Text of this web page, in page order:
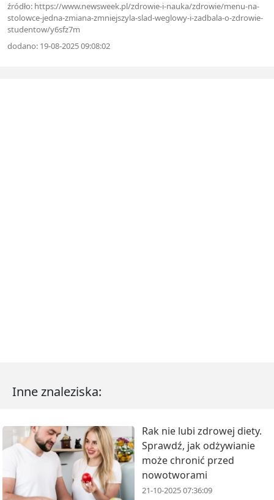
źródło: https://www.newsweek.pl/zdrowie-i-nauka/zdrowie/menu-na-
stolowce-jedna-zmiana-zmniejszyla-slad-weglowy-i-zadbala-o-zdrowie-
studentow/y6sfz7m
dodano: 19-08-2025 09:08:02
Inne znaleziska:
Rak nie lubi zdrowej diety.
Sprawdź, jak odżywianie
może chronić przed
nowotworami
21-10-2025 07:36:09